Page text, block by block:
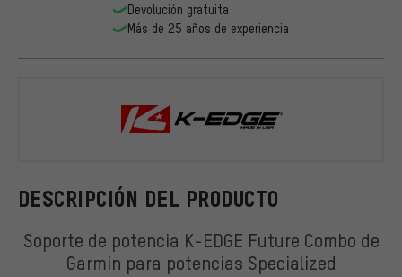
DESCRIPCIÓN DEL PRODUCTO
Soporte de potencia K-EDGE Future Combo de
Garmin para potencias Specialized
Devolución gratuita
Más de 25 años de experiencia